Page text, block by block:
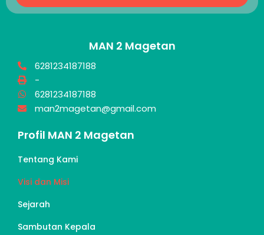
MAN 2 Magetan
6281234187188
-
6281234187188
man2magetan@gmail.com
Profil MAN 2 Magetan
Tentang Kami
Visi dan Misi
Sejarah
Sambutan Kepala